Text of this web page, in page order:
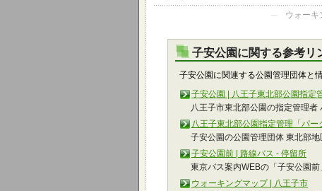
─ ウォーキ
子安公園に関する参考リ
子安公園に関連する公園管理団体と
子安公園 | 八王子東北部公園指定
八王子市東北部公園の指定管理者
八王子東北部公園指定管理「パー
子安公園の公園管理団体 東北部
子安公園前 | 路線バス - 停留所
東京バス案内WEBの「子安公園
ウォーキングマップ | 八王子市